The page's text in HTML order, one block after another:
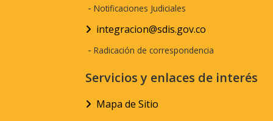
- Notificaciones Judiciales
integracion@sdis.gov.co
- Radicación de correspondencia
Servicios y enlaces de interés
Mapa de Sitio